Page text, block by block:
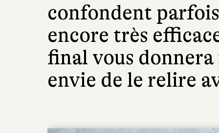
confondent
encore très
final vous
envie de le relire